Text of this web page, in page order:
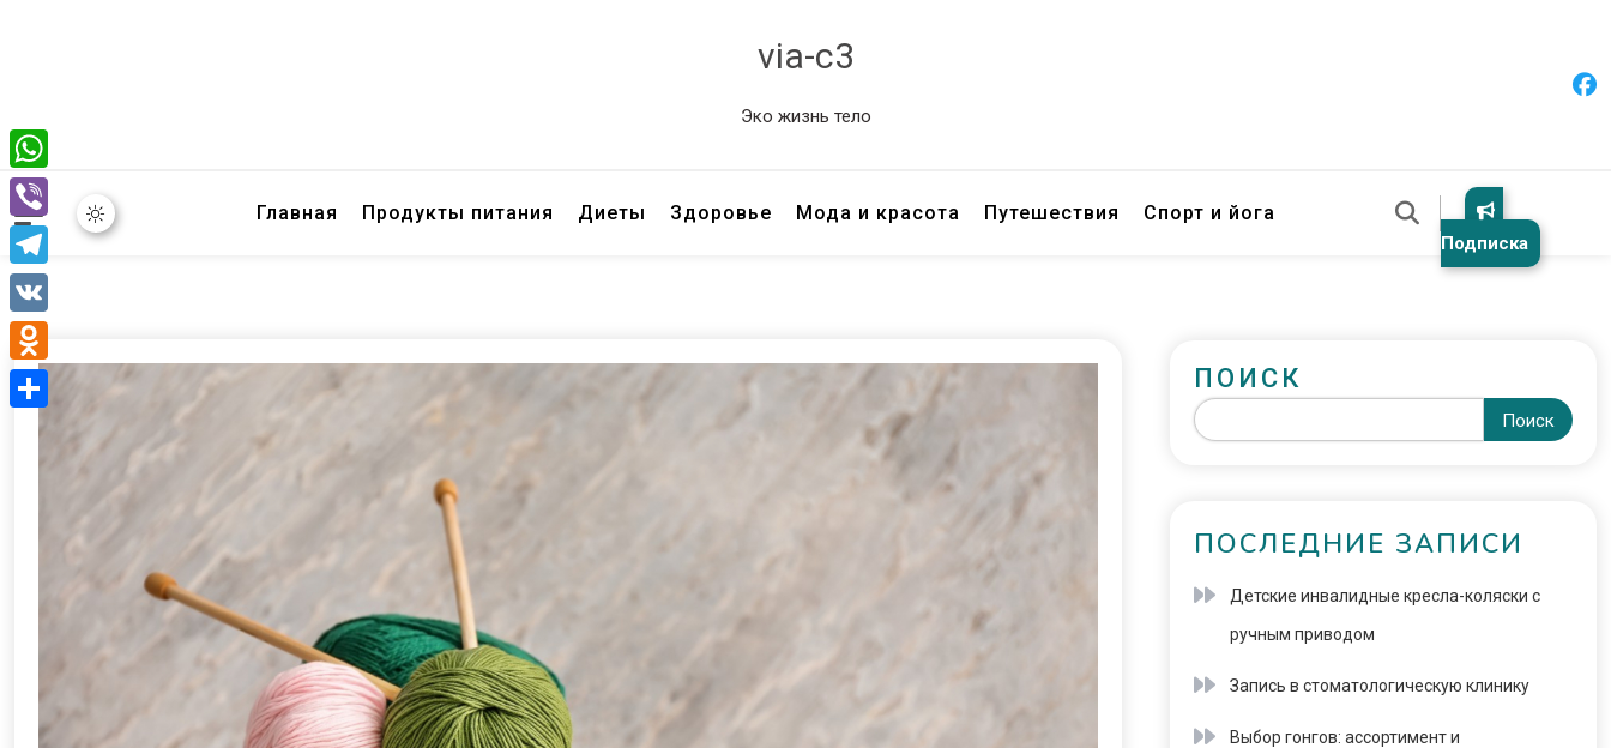
via-c3
Эко жизнь тело
Главная Продукты питания Диеты Здоровье Мода и красота Путешествия Спорт и йога
Подписка
ПОИСК
Поиск
ПОСЛЕДНИЕ ЗАПИСИ
Детские инвалидные кресла-коляски с
ручным приводом
Запись в стоматологическую клинику
Выбор гонгов: ассортимент и
WhatsApp
Viber
Telegram
VK
Odnoklassniki
Отправить